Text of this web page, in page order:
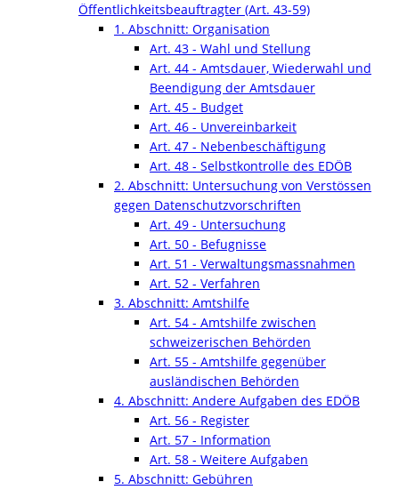
Öffentlichkeitsbeauftragter (Art. 43-59)
1. Abschnitt: Organisation
Art. 43 - Wahl und Stellung
Art. 44 - Amtsdauer, Wiederwahl und
Beendigung der Amtsdauer
Art. 45 - Budget
Art. 46 - Unvereinbarkeit
Art. 47 - Nebenbeschäftigung
Art. 48 - Selbstkontrolle des EDÖB
2. Abschnitt: Untersuchung von Verstössen
gegen Datenschutzvorschriften
Art. 49 - Untersuchung
Art. 50 - Befugnisse
Art. 51 - Verwaltungsmassnahmen
Art. 52 - Verfahren
3. Abschnitt: Amtshilfe
Art. 54 - Amtshilfe zwischen
schweizerischen Behörden
Art. 55 - Amtshilfe gegenüber
ausländischen Behörden
4. Abschnitt: Andere Aufgaben des EDÖB
Art. 56 - Register
Art. 57 - Information
Art. 58 - Weitere Aufgaben
5. Abschnitt: Gebühren